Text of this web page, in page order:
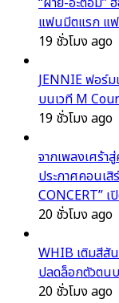
แฟนมีตแรก แ
19 ชั่วโมง ago
JENNIE ฟอร์
บนเวที M
19 ชั่วโมง ago
จากเพลงเศร้า
ประกาศคอนเสิ
CONCERT”
20 ชั่วโมง ago
WHIB เติมสีสั
ปลดล็อกตัวตนบ
20 ชั่วโมง ago